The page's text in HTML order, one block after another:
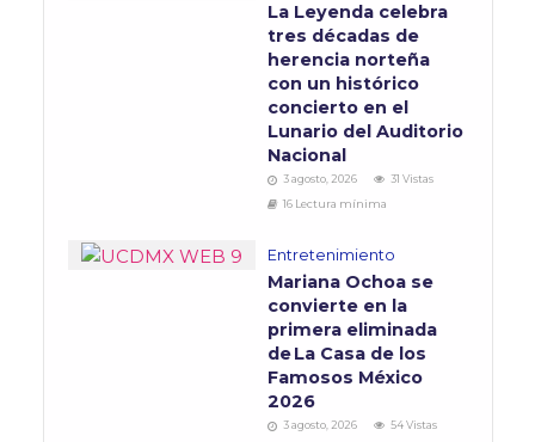
La Leyenda celebra
tres décadas de
herencia norteña
con un histórico
concierto en el
Lunario del Auditorio
Nacional
3 agosto, 2026
31 Vistas
16 Lectura mínima
Entretenimiento
Mariana Ochoa se
convierte en la
primera eliminada
de La Casa de los
Famosos México
2026
3 agosto, 2026
54 Vistas